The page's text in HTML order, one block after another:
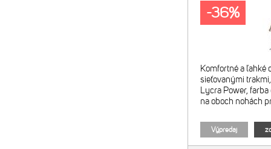
Komfortné a ľahké
sieťovanými
Lycra Power,
na oboch nohách
Výpredaj
-36%